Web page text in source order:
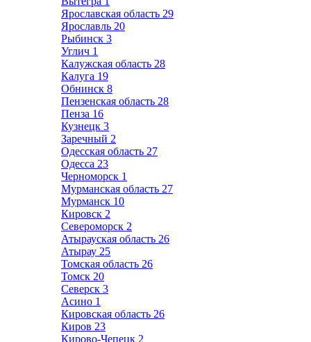
Ярославская область 29
Ярославль 20
Рыбинск 3
Углич 1
Калужская область 28
Калуга 19
Обнинск 8
Пензенская область 28
Пенза 16
Кузнецк 3
Заречный 2
Одесская область 27
Одесса 23
Черноморск 1
Мурманская область 27
Мурманск 10
Кировск 2
Североморск 2
Атырауская область 26
Атырау 25
Томская область 26
Томск 20
Северск 3
Асино 1
Кировская область 26
Киров 23
Кирово-Чепецк 2